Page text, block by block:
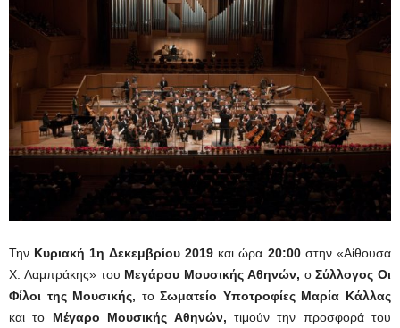
Την Κυριακή 1η Δεκεμβρίου 2019 και ώρα 20:00στην «Αίθουσα
Χ. Λαμπράκης» του Μεγάρου Μουσικής Αθηνών, οΣύλλογος Οι
Φίλοι της Μουσικής, τοΣωματείο Υποτροφίες Μαρία Κάλλας
και το Μέγαρο Μουσικής Αθηνών, τιμούν την προσφορά του